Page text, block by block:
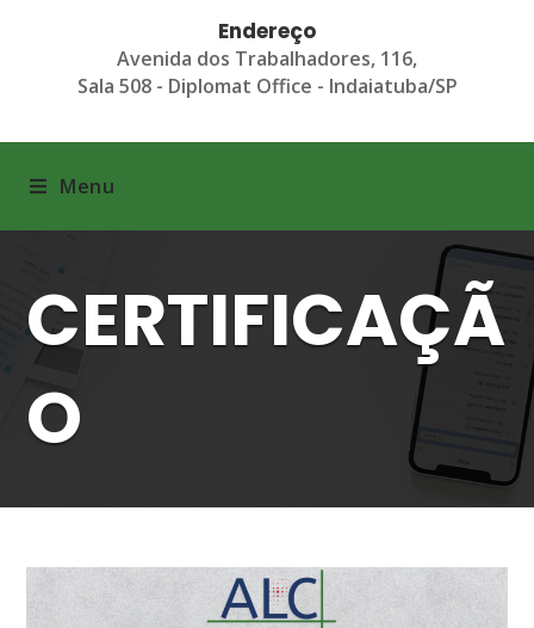
Endereço
Avenida dos Trabalhadores, 116,
Sala 508 - Diplomat Office - Indaiatuba/SP
Menu
CERTIFICAÇÃ
O